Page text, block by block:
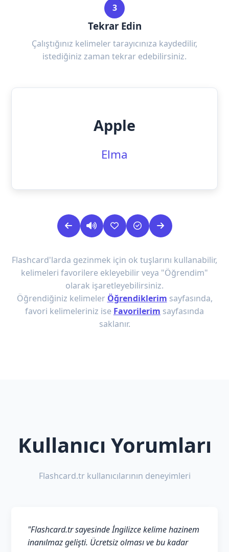
3
Tekrar Edin
Çalıştığınız kelimeler tarayıcınıza kaydedilir,
istediğiniz zaman tekrar edebilirsiniz.
Apple
Elma
Flashcard'larda gezinmek için ok tuşlarını kullanabilir,
kelimeleri favorilere ekleyebilir veya "Öğrendim"
olarak işaretleyebilirsiniz.
Öğrendiğiniz kelimeler Öğrendiklerim sayfasında,
favori kelimeleriniz ise Favorilerim sayfasında
saklanır.
Kullanıcı Yorumları
Flashcard.tr kullanıcılarının deneyimleri
"Flashcard.tr sayesinde İngilizce kelime hazinem
inanılmaz gelişti. Ücretsiz olması ve bu kadar